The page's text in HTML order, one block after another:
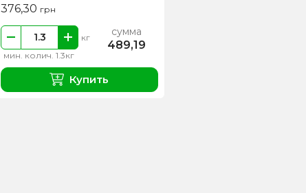
376,30 грн
мин. колич. 1.3кг
кг сумма
489,19
Купить